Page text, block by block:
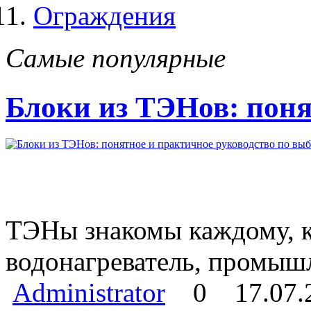
Ограждения
Самые популярные
Блоки из ТЭНов:
ТЭНы знакомы каждому,
водонагреватель,
Administrator
0